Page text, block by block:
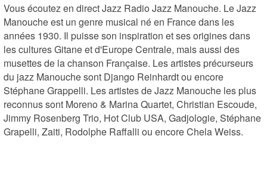
Vous écoutez en direct Jazz Radio Jazz Manouche. Le Jazz
Manouche est un genre musical né en France dans les
années 1930. Il puisse son inspiration et ses origines dans
les cultures Gitane et d'Europe Centrale, mais aussi des
musettes de la chanson Française. Les artistes précurseurs
du jazz Manouche sont Django Reinhardt ou encore
Stéphane Grappelli. Les artistes de Jazz Manouche les plus
reconnus sont Moreno & Marina Quartet, Christian Escoude,
Jimmy Rosenberg Trio, Hot Club USA, Gadjologie, Stéphane
Grapelli, Zaiti, Rodolphe Raffalli ou encore Chela Weiss.